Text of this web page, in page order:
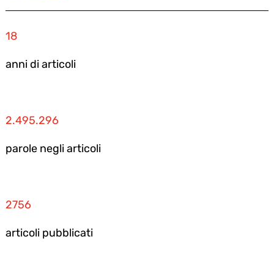
18
anni di articoli
2.495.296
parole negli articoli
2756
articoli pubblicati